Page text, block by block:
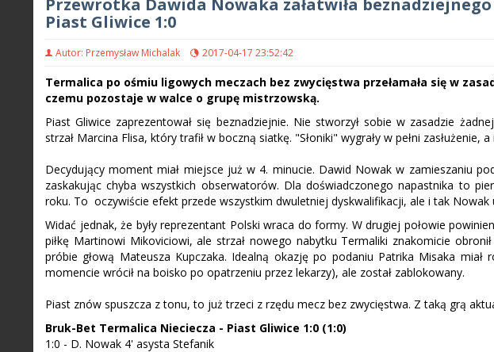
Przewrotka Dawida Nowaka załatwiła
Piast Gliwice 1:0
Autor: Przemysław Michalak 2017-04-17 23:52:42
Termalica po ośmiu ligowych meczach bez zwycięstwa przełamała się w
czemu pozostaje w walce o grupę mistrzowską.
Piast Gliwice zaprezentował się beznadziejnie. Nie stworzył sobie w zasadzie
strzał Marcina Flisa, który trafił w boczną siatkę. "Słoniki" wygrały w pełni zasłużenie,
Decydujący moment miał miejsce już w 4. minucie. Dawid Nowak w zamieszaniu
zaskakując chyba wszystkich obserwatorów. Dla doświadczonego napastnika to
roku. To oczywiście efekt przede wszystkim dwuletniej dyskwalifikacji, ale i tak Nowak
Widać jednak, że były reprezentant Polski wraca do formy. W drugiej połowie
piłkę Martinowi Mikoviciowi, ale strzał nowego nabytku Termaliki znakomicie
próbie głową Mateusza Kupczaka. Idealną okazję po podaniu Patrika Misaka miał
momencie wrócił na boisko po opatrzeniu przez lekarzy), ale został zablokowany.
Piast znów spuszcza z tonu, to już trzeci z rzędu mecz bez zwycięstwa. Z taką grą
Bruk-Bet Termalica Nieciecza - Piast Gliwice 1:0 (1:0)
1:0 - D. Nowak 4' asysta Stefanik